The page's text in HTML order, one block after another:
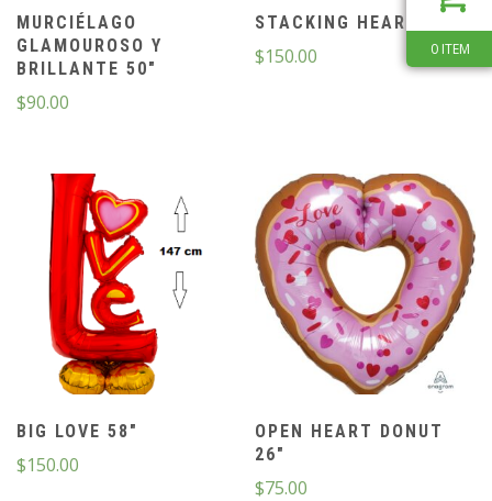
MURCIÉLAGO
GLAMOUROSO Y
BRILLANTE 50″
$90.00
STACKING HEARTS 55″
$150.00
BIG LOVE 58″
$150.00
OPEN HEART DONUT
26″
$75.00
0 ITEM